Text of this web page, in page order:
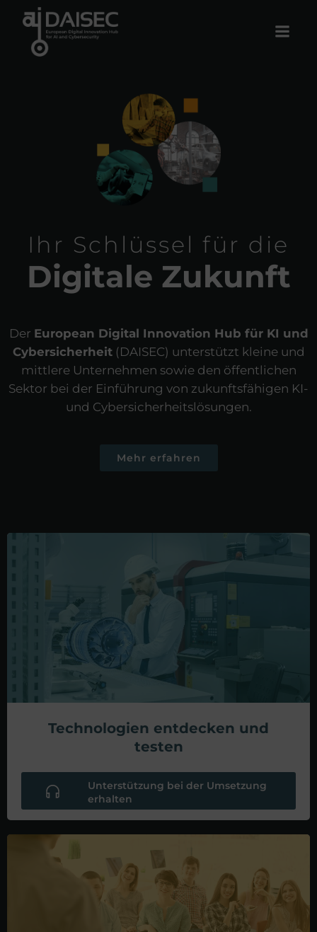
Ihr Schlüssel für die
Digitale Zukunft
Der European Digital Innovation Hub für KI und
Cybersicherheit(DAISEC) unterstützt kleine und
mittlere Unternehmen sowie den öffentlichen
Sektor bei der Einführung von zukunftsfähigen KI-
und Cybersicherheitslösungen.
Mehr erfahren
Technologien entdecken und
testen
Unterstützung bei der Umsetzung
erhalten